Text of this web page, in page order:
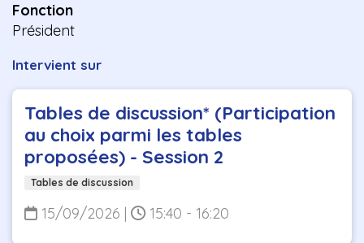
Fonction
Président
Intervient sur
Tables de discussion* (Participation
au choix parmi les tables
proposées) - Session 2
Tables de discussion
15/09/2026 | 15:40 - 16:20